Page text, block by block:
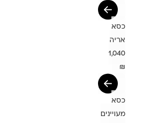
כסא
אריה
1,040
₪
כסא
מעויינים